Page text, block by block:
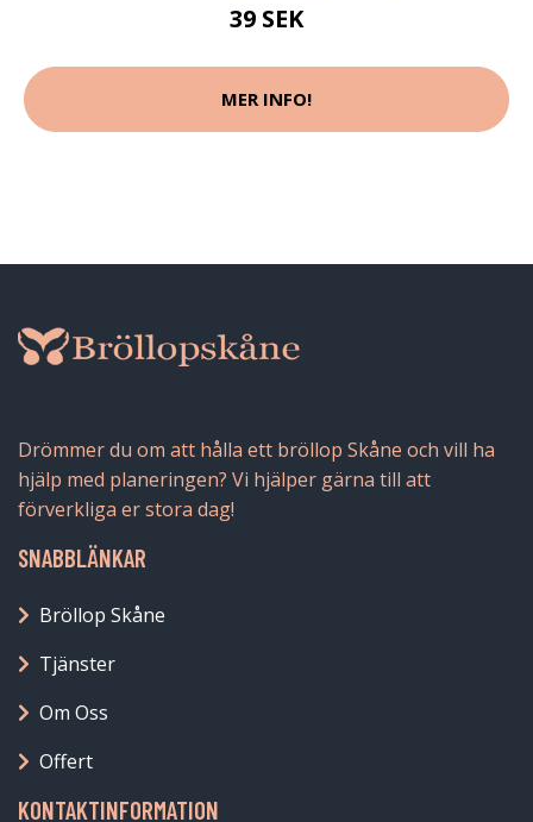
39 SEK
MER INFO!
Drömmer du om att hålla ett bröllop Skåne och vill ha
hjälp med planeringen? Vi hjälper gärna till att
förverkliga er stora dag!
SNABBLÄNKAR
Bröllop Skåne
Tjänster
Om Oss
Offert
KONTAKTINFORMATION